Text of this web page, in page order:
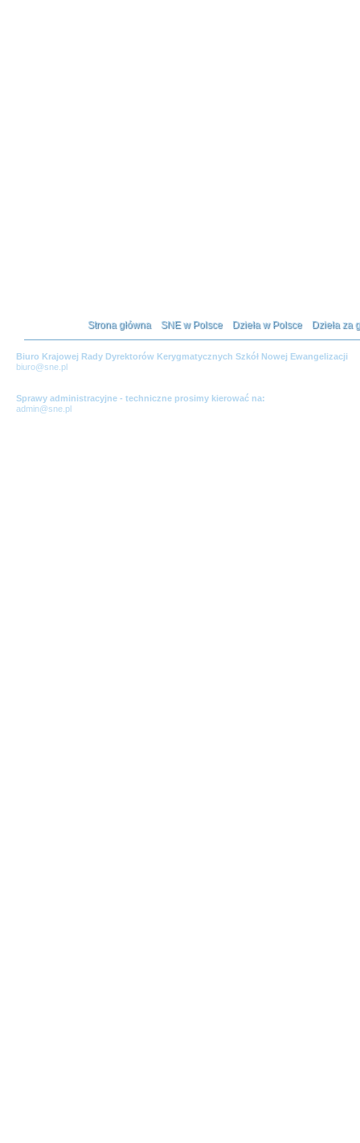
Strona główna SNE w Polsce Dzieła w Polsce Dzieła za
Biuro Krajowej Rady Dyrektorów Kerygmatycznych Szkół Nowej Ewangelizacji
biuro@sne.pl
Sprawy administracyjne - techniczne prosimy kierować na:
admin@sne.pl